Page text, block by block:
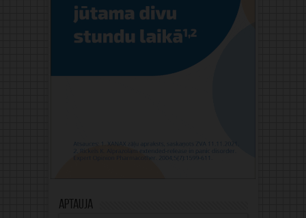
Aptauja